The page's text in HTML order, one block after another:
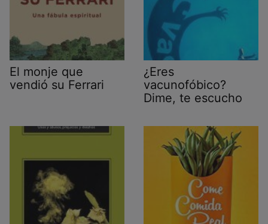
El monje que
vendió su Ferrari
¿Eres
vacunofóbico?
Dime, te escucho